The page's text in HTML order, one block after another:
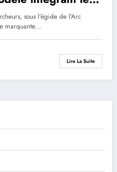
les espèces
sous l'égide de l'Arc
marquante…
Lire La Suite